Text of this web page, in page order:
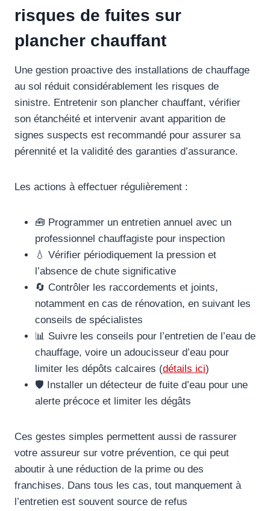
risques de fuites sur
plancher chauffant
Une gestion proactive des installations de chauffage
au sol réduit considérablement les risques de
sinistre. Entretenir son plancher chauffant, vérifier
son étanchéité et intervenir avant apparition de
signes suspects est recommandé pour assurer sa
pérennité et la validité des garanties d’assurance.
Les actions à effectuer régulièrement :
🧰 Programmer un entretien annuel avec un
professionnel chauffagiste pour inspection
💧 Vérifier périodiquement la pression et
l’absence de chute significative
🔄 Contrôler les raccordements et joints,
notamment en cas de rénovation, en suivant les
conseils de spécialistes
📊 Suivre les conseils pour l’entretien de l’eau de
chauffage, voire un adoucisseur d’eau pour
limiter les dépôts calcaires (détails ici)
🛡️ Installer un détecteur de fuite d’eau pour une
alerte précoce et limiter les dégâts
Ces gestes simples permettent aussi de rassurer
votre assureur sur votre prévention, ce qui peut
aboutir à une réduction de la prime ou des
franchises. Dans tous les cas, tout manquement à
l’entretien est souvent source de refus